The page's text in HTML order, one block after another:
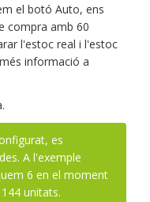
el botó Auto, ens
compra amb 60
l'estoc real i l'estoc
informació a
es
A l'exemple
6 en el moment
unitats.